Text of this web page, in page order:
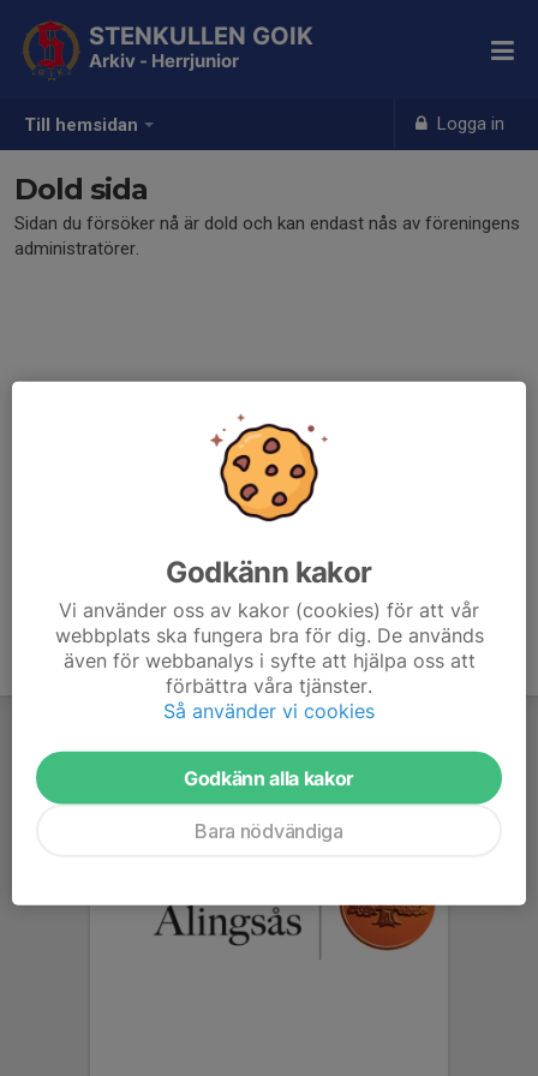
Till hemsidan Logga in
STENKULLEN GOIK
Arkiv - Herrjunior
Dold sida
Sidan du försöker nå är dold och kan endast nås av föreningens
administratörer.
Godkänn kakor
Vi använder oss av kakor (cookies) för att vår
webbplats ska fungera bra för dig. De används
även för webbanalys i syfte att hjälpa oss att
förbättra våra tjänster.
Så använder vi cookies
Godkänn alla kakor
Bara nödvändiga